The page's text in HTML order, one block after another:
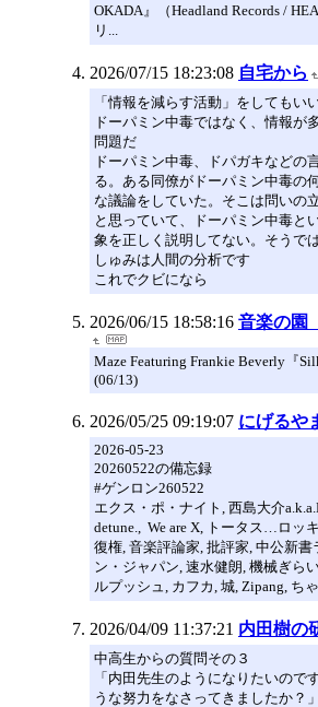
OKADA』（Headland Records /
リ...
2026/07/15 18:23:08 自宅から
「情報を減らす活動」をしてもい
ドーパミン中毒ではなく、情報が
問題だ
ドーパミン中毒、ドパガキなどの
る。ある同僚がドーパミン中毒の
な議論をしていた。そこは問いの
と思っていて、ドーパミン中毒と
象を正しく説明してない。そうで
しゅみは人間の分析です
これでクビになら
2026/06/15 18:58:16 音楽の園
Maze Featuring Frankie Beverly『
(06/13)
2026/05/25 09:19:07 にげるや
2026-05-23
20260522の備忘録
#ゲンロン260522
エクス・ポ・ナイト, 西島大介
detune., We are X, トータス…ロッ
復権, 音楽評論家, 批評家, 中公新書
ン・ジャパン, 速水健朗, 機械ぎら
ルプッシュ, カフカ, 城, Zipang, ち
2026/04/09 11:37:21 内田樹の
中高生からの質問その３
「内田先生のようになりたいので
うな努力をなさってきましたか